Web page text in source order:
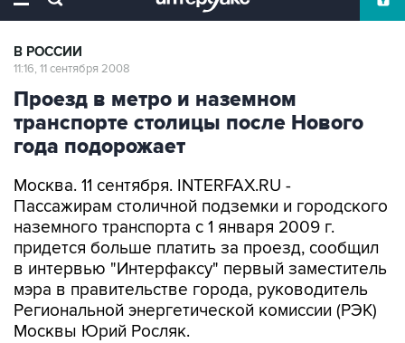
В РОССИИ
11:16, 11 сентября 2008
Проезд в метро и наземном
транспорте столицы после Нового
года подорожает
Москва. 11 сентября. INTERFAX.RU -
Пассажирам столичной подземки и городского
наземного транспорта с 1 января 2009 г.
придется больше платить за проезд, сообщил
в интервью "Интерфаксу" первый заместитель
мэра в правительстве города, руководитель
Региональной энергетической комиссии (РЭК)
Москвы Юрий Росляк.